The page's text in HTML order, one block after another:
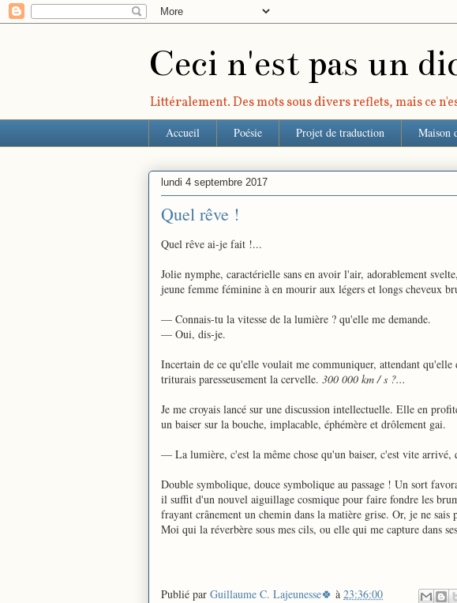
Ceci n'est pas un
Littéralement. Des mots sous divers reflets, mais ce
Accueil Poésie Projet de traduction Maison
lundi 4 septembre 2017
Quel rêve !
Quel rêve ai-je fait !...
Jolie nymphe, caractérielle sans en avoir l'air, adorablement
jeune femme féminine à en mourir aux légers et longs cheveux
— Connais-tu la vitesse de la lumière ? qu'elle me demande.
— Oui, dis-je.
Incertain de ce qu'elle voulait me communiquer, attendant
triturais paresseusement la cervelle. 300 000 km / s ?...
Je me croyais lancé sur une discussion intellectuelle. Elle en
un baiser sur la bouche, implacable, éphémère et drôlement gai.
— La lumière, c'est la même chose qu'un baiser, c'est vite arrivé,
Double symbolique, douce symbolique au passage ! Un sort
il suffit d'un nouvel aiguillage cosmique pour faire fondre les
frayant crânement un chemin dans la matière grise. Or, je ne
Moi qui la réverbère sous mes cils, ou elle qui me capture dans
Publié par Guillaume C. Lajeunesse🍀 à 23:36:00